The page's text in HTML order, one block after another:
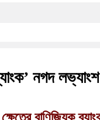
নগদ লভ্যাংশ